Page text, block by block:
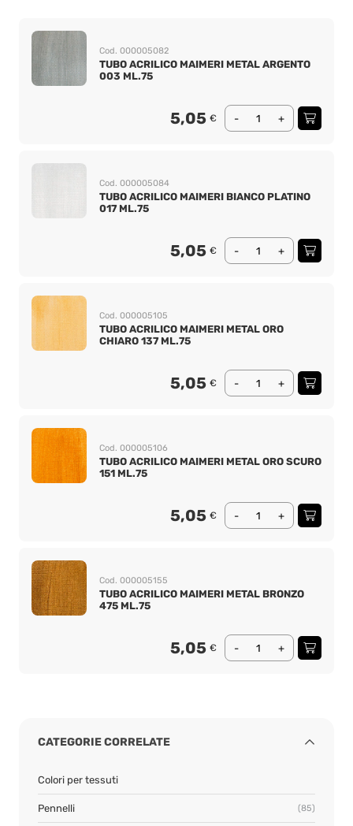
Cod. 000005082
TUBO ACRILICO MAIMERI METAL ARGENTO
003 ML.75
5,05 € - +
Cod. 000005084
TUBO ACRILICO MAIMERI BIANCO PLATINO
017 ML.75
5,05 € - +
Cod. 000005105
TUBO ACRILICO MAIMERI METAL ORO
CHIARO 137 ML.75
5,05 € - +
Cod. 000005106
TUBO ACRILICO MAIMERI METAL ORO SCURO
151 ML.75
5,05 € - +
Cod. 000005155
TUBO ACRILICO MAIMERI METAL BRONZO
475 ML.75
5,05 € - +
CATEGORIE CORRELATE
Colori per tessuti
Pennelli (85)